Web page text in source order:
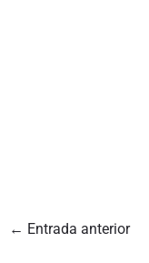
← Entrada anterior